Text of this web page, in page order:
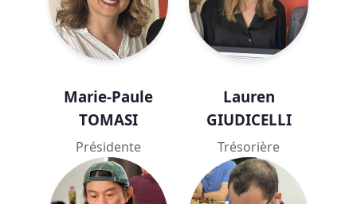
Marie-Paule
TOMASI
Présidente
Lauren
GIUDICELLI
Trésorière